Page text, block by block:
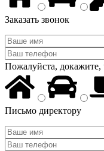
Заказать звонок
Пожалуйста, докажите,
Письмо директору